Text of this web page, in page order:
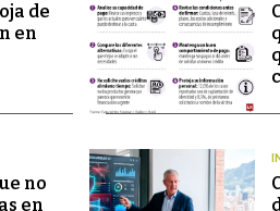
de
en
no
en